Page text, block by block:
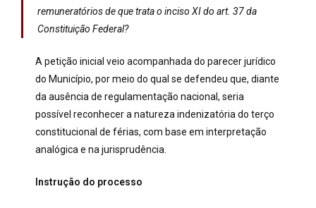
remuneratórios de que trata o inciso XI do art. 37 da
Constituição Federal?
A petição inicial veio acompanhada do parecer jurídico
do Município, por meio do qual se defendeu que, diante
da ausência de regulamentação nacional, seria
possível reconhecer a natureza indenizatória do terço
constitucional de férias, com base em interpretação
analógica e na jurisprudência.
Instrução do processo